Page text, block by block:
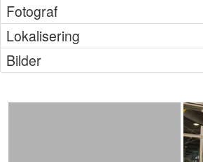
Fotograf
Lokalisering
Bilder